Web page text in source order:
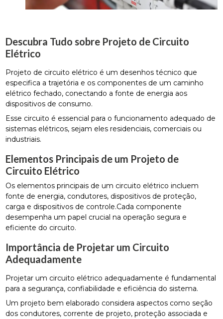
Descubra Tudo sobre Projeto de Circuito
Elétrico
Projeto de circuito elétrico é um desenhos técnico que
especifica a trajetória e os componentes de um caminho
elétrico fechado, conectando a fonte de energia aos
dispositivos de consumo.
Esse circuito é essencial para o funcionamento adequado de
sistemas elétricos, sejam eles residenciais, comerciais ou
industriais.
Elementos Principais de um Projeto de
Circuito Elétrico
Os elementos principais de um circuito elétrico incluem
fonte de energia, condutores, dispositivos de proteção,
carga e dispositivos de controle.Cada componente
desempenha um papel crucial na operação segura e
eficiente do circuito.
Importância de Projetar um Circuito
Adequadamente
Projetar um circuito elétrico adequadamente é fundamental
para a segurança, confiabilidade e eficiência do sistema.
Um projeto bem elaborado considera aspectos como seção
dos condutores, corrente de projeto, proteção associada e